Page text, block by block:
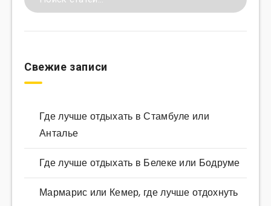
Свежие записи
Где лучше отдыхать в Стамбуле или
Анталье
Где лучше отдыхать в Белеке или Бодруме
Мармарис или Кемер, где лучше отдохнуть